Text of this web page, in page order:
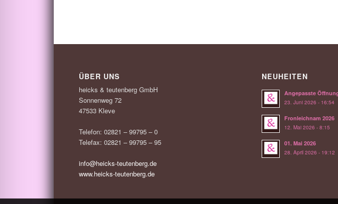
ÜBER UNS
heicks & teutenberg GmbH
Sonnenweg 72
47533 Kleve
Telefon: 02821 – 99795 – 0
Telefax: 02821 – 99795 – 95
info@heicks-teutenberg.de
www.heicks-teutenberg.de
NEUHEITEN
Angepasste
23. Juni 2026 - 16:54
Fronleichnam 2026
12. Mai 2026 - 8:15
01. Mai 2026
28. April 2026 - 19:12